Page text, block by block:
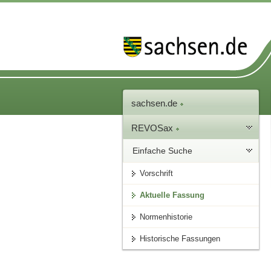
sachsen.de
REVOSax
Einfache Suche
Vorschrift
Aktuelle Fassung
Normenhistorie
Historische Fassungen